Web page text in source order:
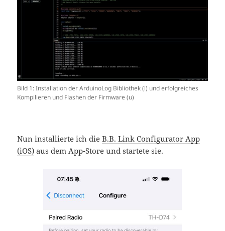
Bild 1: Installation der ArduinoLog Bibliothek (l) und erfolgreiches
Kompilieren und Flashen der Firmware (u)
Nun installierte ich dieB.B. Link Configurator App
(iOS) aus dem App-Store und startete sie.